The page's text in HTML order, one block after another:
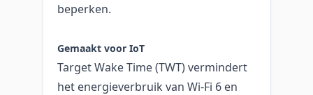
beperken.
Gemaakt voor IoT
Target Wake Time (TWT) vermindert
het energieverbruik van Wi-Fi 6 en